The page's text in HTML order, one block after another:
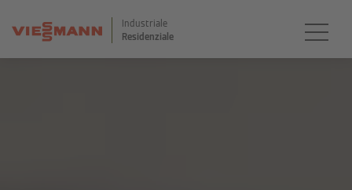
Industriale
Residenziale